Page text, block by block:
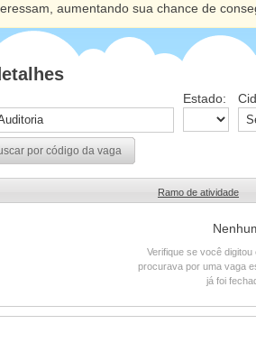
aumentando sua chance de
Estado:
por código da vaga
Ramo de atividade
Verifique se você
procurava por uma vaga
já foi